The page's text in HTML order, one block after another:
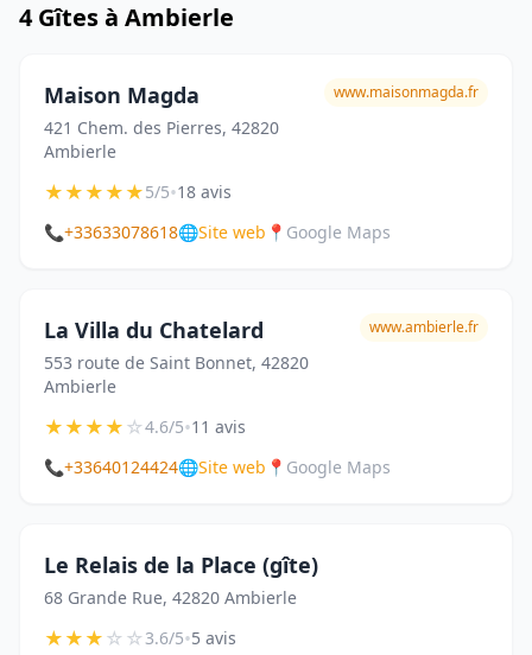
4 Gîtes à Ambierle
Maison Magda
421 Chem. des Pierres, 42820
Ambierle
www.maisonmagda.fr
★★★★★5/5•18 avis
📞+33633078618🌐Site web 📍 Google Maps
La Villa du Chatelard
553 route de Saint Bonnet, 42820
Ambierle
www.ambierle.fr
★★★★☆4.6/5•11 avis
📞+33640124424🌐Site web 📍 Google Maps
Le Relais de la Place (gîte)
68 Grande Rue, 42820 Ambierle
★★★☆☆3.6/5•5 avis